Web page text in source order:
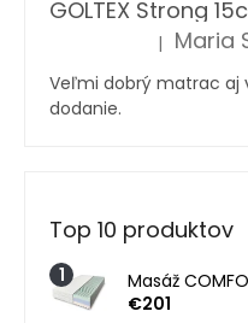
GOLTEX Strong
Hodnotenie produktu je
| Maria
Veľmi dobrý matrac aj
dodanie.
Top 10 produktov
Masáž
€201